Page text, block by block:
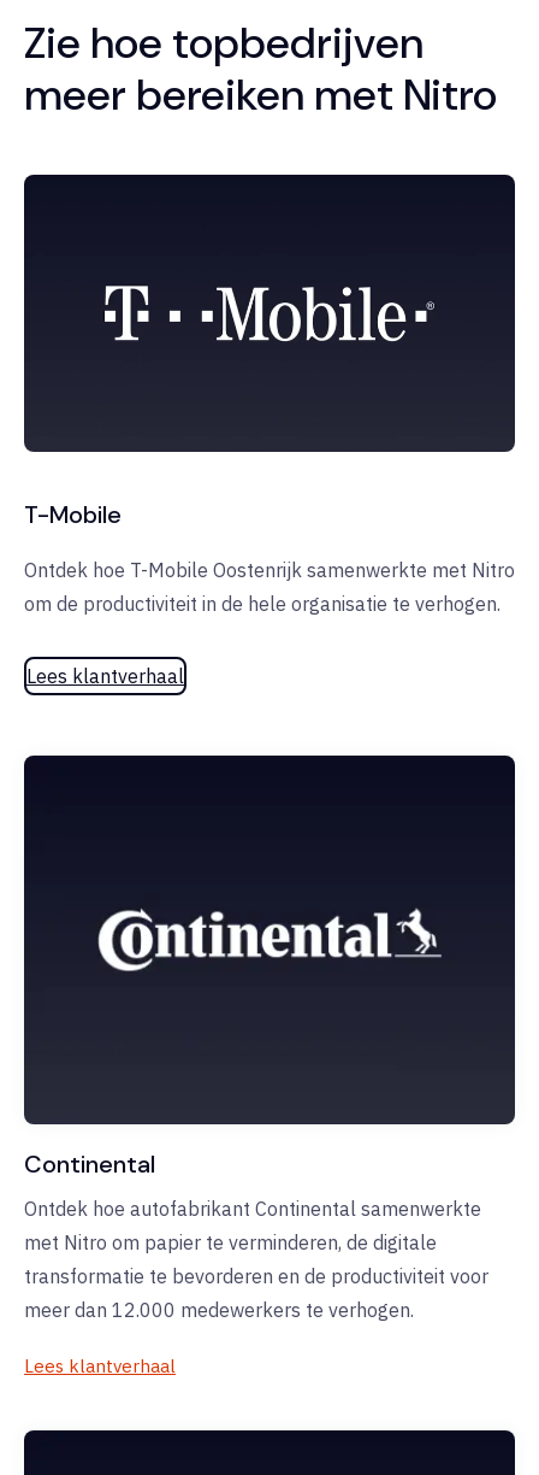
Zie hoe topbedrijven
meer bereiken met Nitro
T-Mobile
Ontdek hoe T-Mobile Oostenrijk samenwerkte met Nitro
om de productiviteit in de hele organisatie te verhogen.
Lees klantverhaal
Continental
Ontdek hoe autofabrikant Continental samenwerkte
met Nitro om papier te verminderen, de digitale
transformatie te bevorderen en de productiviteit voor
meer dan 12.000 medewerkers te verhogen.
Lees klantverhaal